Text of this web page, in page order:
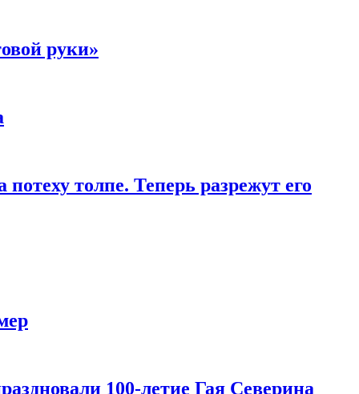
руки»
толпе. Теперь разрежут его
100-летие Гая Северина